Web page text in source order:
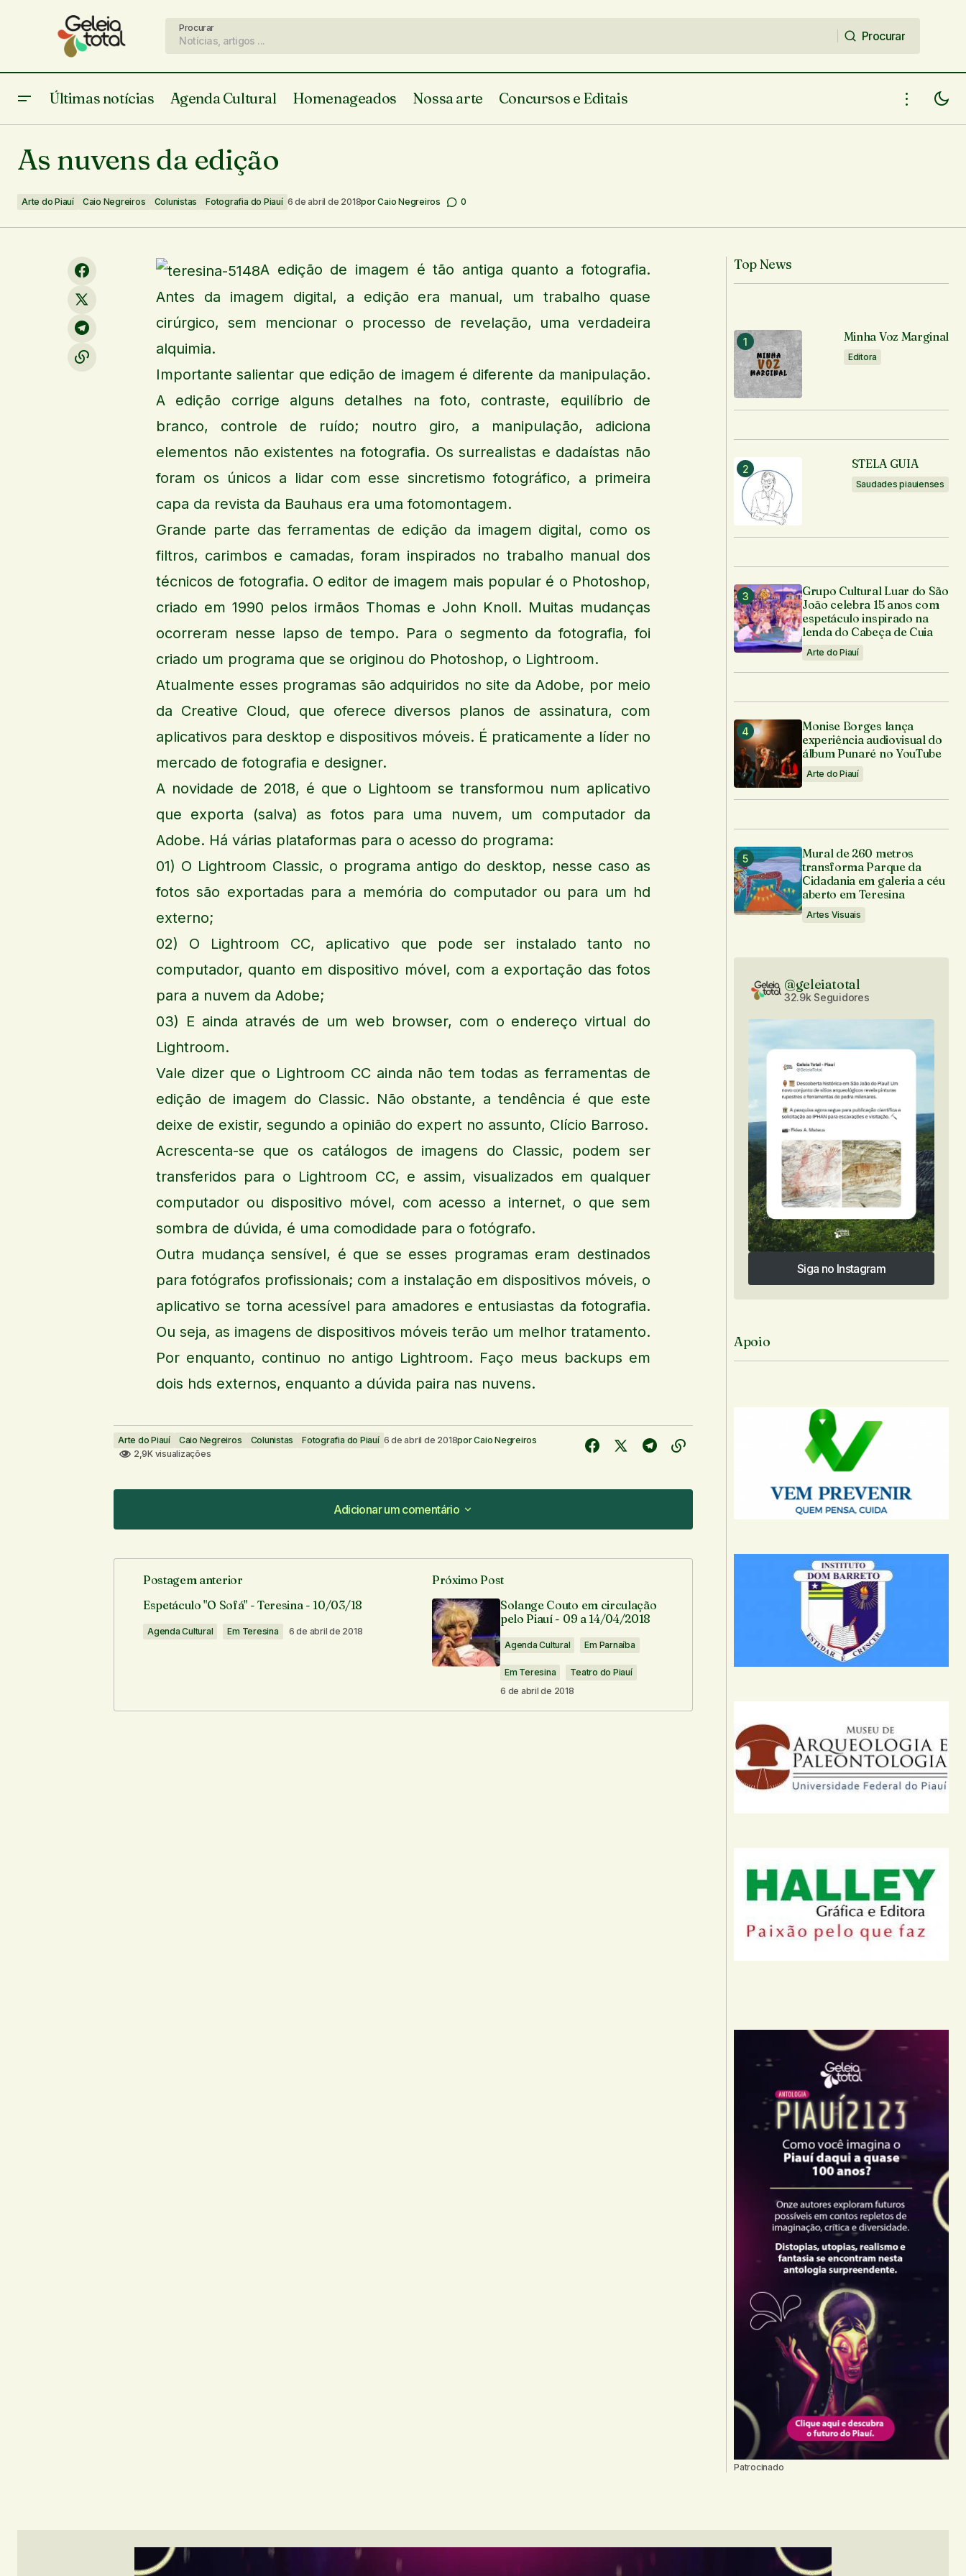
Procurar
Procurar
Últimas notícias Agenda Cultural Homenageados Nossa arte Concursos e Editais
As nuvens da edição
Arte do Piauí Caio Negreiros Colunistas Fotografia do Piauí 6 de abril de 2018porCaio Negreiros 0
A edição de imagem é tão antiga quanto a fotografia.
Antes da imagem digital, a edição era manual, um trabalho quase
cirúrgico, sem mencionar o processo de revelação, uma verdadeira
alquimia.
Importante salientar que edição de imagem é diferente da manipulação.
A edição corrige alguns detalhes na foto, contraste, equilíbrio de
branco, controle de ruído; noutro giro, a manipulação, adiciona
elementos não existentes na fotografia. Os surrealistas e dadaístas não
foram os únicos a lidar com esse sincretismo fotográfico, a primeira
capa da revista da Bauhaus era uma fotomontagem.
Grande parte das ferramentas de edição da imagem digital, como os
filtros, carimbos e camadas, foram inspirados no trabalho manual dos
técnicos de fotografia. O editor de imagem mais popular é o Photoshop,
criado em 1990 pelos irmãos Thomas e John Knoll. Muitas mudanças
ocorreram nesse lapso de tempo. Para o segmento da fotografia, foi
criado um programa que se originou do Photoshop, o Lightroom.
Atualmente esses programas são adquiridos no site da Adobe, por meio
da Creative Cloud, que oferece diversos planos de assinatura, com
aplicativos para desktop e dispositivos móveis. É praticamente a líder no
mercado de fotografia e designer.
A novidade de 2018, é que o Lightoom se transformou num aplicativo
que exporta (salva) as fotos para uma nuvem, um computador da
Adobe. Há várias plataformas para o acesso do programa:
01) O Lightroom Classic, o programa antigo do desktop, nesse caso as
fotos são exportadas para a memória do computador ou para um hd
externo;
02) O Lightroom CC, aplicativo que pode ser instalado tanto no
computador, quanto em dispositivo móvel, com a exportação das fotos
para a nuvem da Adobe;
03) E ainda através de um web browser, com o endereço virtual do
Lightroom.
Vale dizer que o Lightroom CC ainda não tem todas as ferramentas de
edição de imagem do Classic. Não obstante, a tendência é que este
deixe de existir, segundo a opinião do expert no assunto, Clício Barroso.
Acrescenta-se que os catálogos de imagens do Classic, podem ser
transferidos para o Lightroom CC, e assim, visualizados em qualquer
computador ou dispositivo móvel, com acesso a internet, o que sem
sombra de dúvida, é uma comodidade para o fotógrafo.
Outra mudança sensível, é que se esses programas eram destinados
para fotógrafos profissionais; com a instalação em dispositivos móveis, o
aplicativo se torna acessível para amadores e entusiastas da fotografia.
Ou seja, as imagens de dispositivos móveis terão um melhor tratamento.
Por enquanto, continuo no antigo Lightroom. Faço meus backups em
dois hds externos, enquanto a dúvida paira nas nuvens.
Arte do Piauí Caio Negreiros Colunistas Fotografia do Piauí 6 de abril de 2018porCaio Negreiros
2,9K visualizações
Adicionar um comentário
Adicionar um comentário
O seu endereço de e-mail não será publicado. Campos obrigatórios são marcados com
Comentário*
Postagem anterior
Espetáculo "O Sofá" - Teresina - 10/03/18
Agenda Cultural Em Teresina 6 de abril de 2018
Próximo Post
Solange Couto em circulação
pelo Piauí - 09 a 14/04/2018
Agenda Cultural Em Parnaíba
Em Teresina
Teatro do Piauí
6 de abril de 2018
Top News
Minha Voz Marginal
Editora
STELA GUIA
Saudades piauienses
Grupo Cultural Luar do São
João celebra 15 anos com
espetáculo inspirado na
lenda do Cabeça de Cuia
Arte do Piauí
Monise Borges lança
experiência audiovisual do
álbum Punaré no YouTube
Arte do Piauí
Mural de 260 metros
transforma Parque da
Cidadania em galeria a céu
aberto em Teresina
Artes Visuais
@geleiatotal
32.9k Seguidores
Siga no Instagram
Siga no Instagram
Apoio
Patrocinado